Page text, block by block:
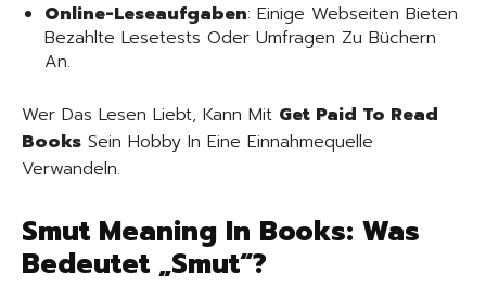
Online-Leseaufgaben: Einige Webseiten Bieten
Bezahlte Lesetests Oder Umfragen Zu Büchern
An.
Wer Das Lesen Liebt, Kann Mit Get Paid To Read
Books Sein Hobby In Eine Einnahmequelle
Verwandeln.
Smut Meaning In Books: Was
Bedeutet „Smut“?